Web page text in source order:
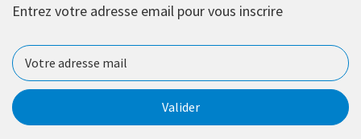
Entrez votre adresse email pour vous inscrire
Valider